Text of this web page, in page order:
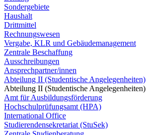
Sondergebiete
Haushalt
Drittmittel
Rechnungswesen
Vergabe, KLR und Gebäudemanagement
Zentrale Beschaffung
Ausschreibungen
Ansprechpartner/innen
Abteilung II (Studentische Angelegenheiten)
Abteilung II (Studentische Angelegenheiten)
Amt für Ausbildungsförderung
Hochschulprüfungsamt (HPA)
International Office
Studierendensekretariat (StuSek)